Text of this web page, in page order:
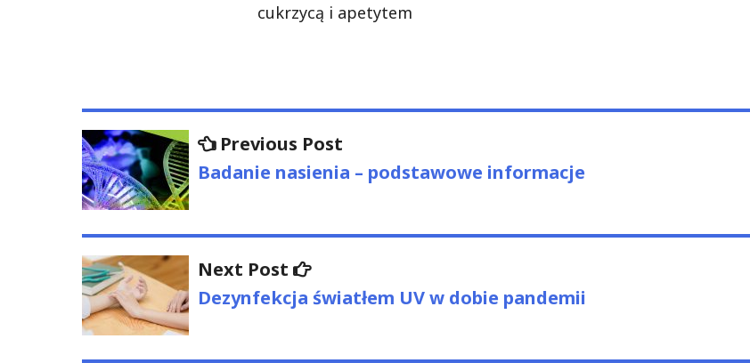
cukrzycą i apetytem
Nawigacja
wpisu
Previous Post
post:
Badanie nasienia – podstawowe informacje
Next Post
Next
post:
Dezynfekcja światłem UV w dobie pandemii